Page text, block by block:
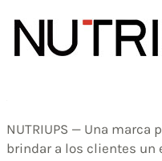
NUTRIUPS — Una marca
brindar a los clientes un